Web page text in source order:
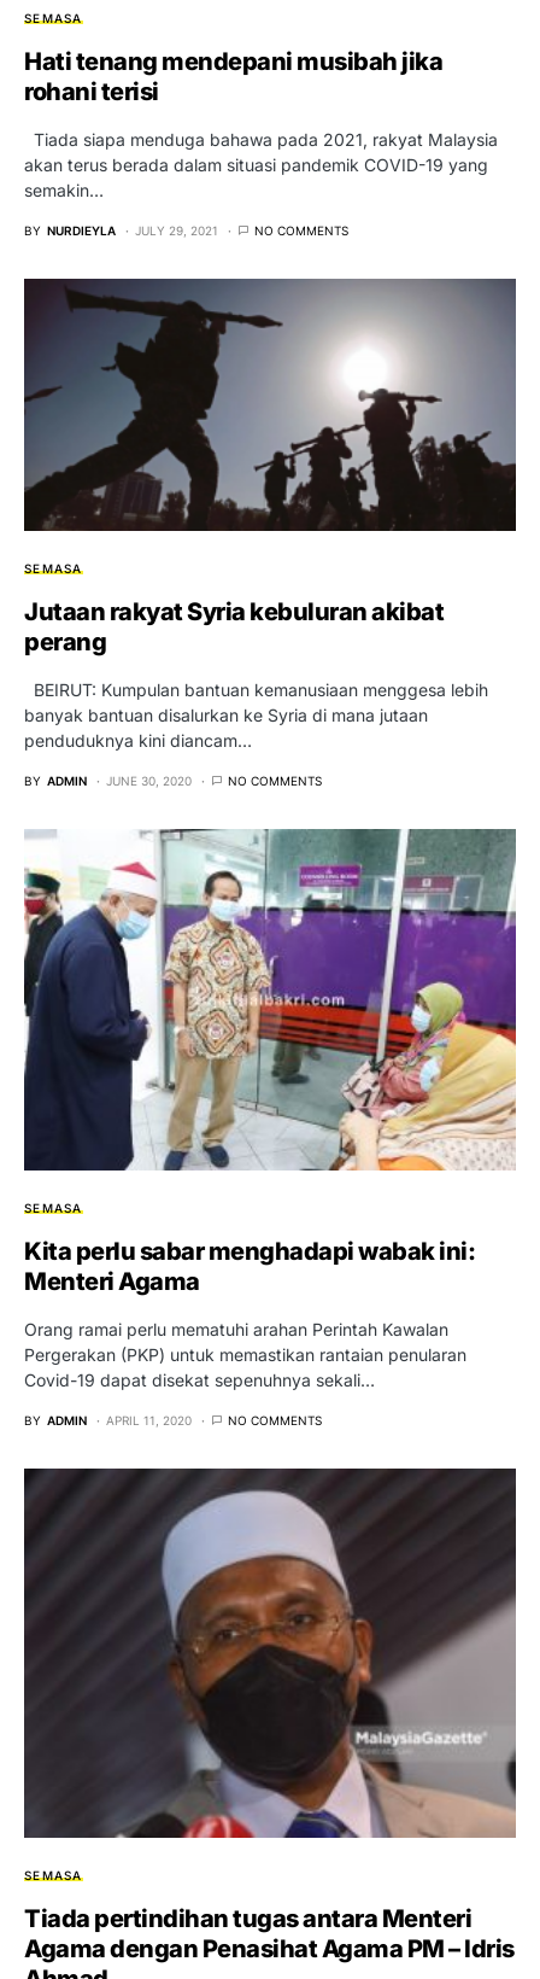
SEMASA
Hati tenang mendepani musibah jika
rohani terisi
Tiada siapa menduga bahawa pada 2021, rakyat Malaysia
akan terus berada dalam situasi pandemik COVID-19 yang
semakin…
BY NURDIEYLA JULY 29, 2021 NO COMMENTS
SEMASA
Jutaan rakyat Syria kebuluran akibat
perang
BEIRUT: Kumpulan bantuan kemanusiaan menggesa lebih
banyak bantuan disalurkan ke Syria di mana jutaan
penduduknya kini diancam…
BY ADMIN JUNE 30, 2020 NO COMMENTS
SEMASA
Kita perlu sabar menghadapi wabak ini:
Menteri Agama
Orang ramai perlu mematuhi arahan Perintah Kawalan
Pergerakan (PKP) untuk memastikan rantaian penularan
Covid-19 dapat disekat sepenuhnya sekali…
BY ADMIN APRIL 11, 2020 NO COMMENTS
SEMASA
Tiada pertindihan tugas antara Menteri
Agama dengan Penasihat Agama PM – Idris